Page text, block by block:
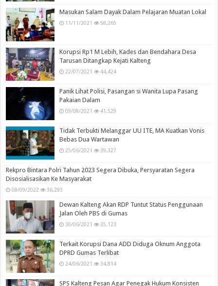
Masukan Salam Dayak Dalam Pelajaran Muatan Lokal
11/11/2021 58,265
Korupsi Rp1 M Lebih, Kades dan Bendahara Desa
Tarusan Ditangkap Kejati Kalteng
22/07/2021 44,424
Panik Lihat Polisi, Pasangan si Wanita Lupa Pasang
Pakaian Dalam
09/08/2021 41,529
Tidak Terbukti Melanggar UU ITE, MA Kuatkan Vonis
Bebas Dua Wartawan
25/06/2021 39,327
Rekpro Bintara Polri Tahun 2023 Segera Dibuka, Persyaratan Segera
Disosialisasikan Ke Masyarakat
08/09/2022 36,293
Dewan Kalteng Akan RDP Tuntut Status Penggunaan
Jalan Oleh PBS di Gumas
30/06/2021 35,123
Terkait Korupsi Dana ADD Diduga Oknum Anggota
DPRD Gumas Terlibat
24/06/2021 34,814
SPS Kalteng Pesan Agar Penegak Hukum Konsisten